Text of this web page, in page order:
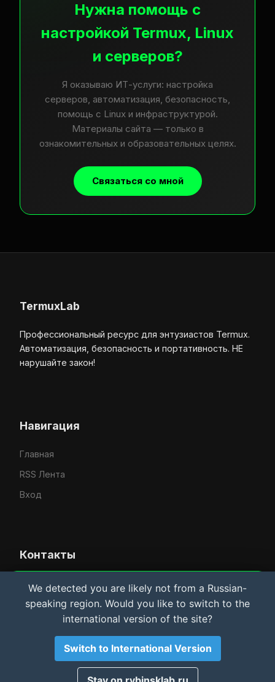
We detected you are likely not from a Russian-
speaking region. Would you like to switch to the
international version of the site?
Switch to International Version
Нужна помощь с
настройкой Termux, Linux
и серверов?
Я оказываю ИТ-услуги: настройка
серверов, автоматизация, безопасность,
помощь с Linux и инфраструктурой.
Материалы сайта — только в
ознакомительных и образовательных целях.
Связаться со мной
TermuxLab
Профессиональный ресурс для энтузиастов Termux.
Автоматизация, безопасность и портативность. НЕ
нарушайте закон!
Навигация
Главная
RSS Лента
Вход
Контакты
Усачёв Денис Евгеньевич
IT-услуги в Рыбинске
Важная информация и Cookie
Мы используем файлы cookie для аналитики.
Материалы сайта носятисключительно
ответственности за возможный ущерб оборудованию
или ПО. Используя сайт, вы соглашаетесь с этими
условиями.
Принято